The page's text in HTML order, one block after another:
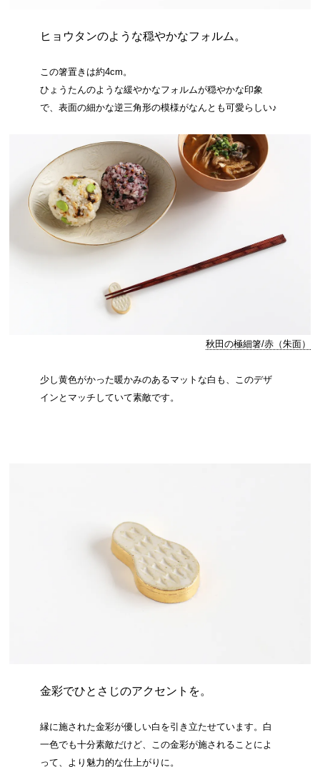
ヒョウタンのような穏やかなフォルム。
この箸置きは約4cm。
ひょうたんのような緩やかなフォルムが穏やかな印象
で、表面の細かな逆三角形の模様がなんとも可愛らしい♪
秋田の極細箸/赤（朱面）
少し黄色がかった暖かみのあるマットな白も、このデザ
インとマッチしていて素敵です。
金彩でひとさじのアクセントを。
縁に施された金彩が優しい白を引き立たせています。白
一色でも十分素敵だけど、この金彩が施されることによ
って、より魅力的な仕上がりに。